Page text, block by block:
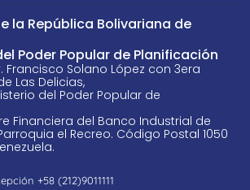
la República Bolivariana de
Poder Popular de Planificación
Francisco Solano López con 3era
Las Delicias,
del Poder Popular de
Financiera del Banco Industrial de
el Recreo. Código Postal 1050
+58 ​(212)9011111